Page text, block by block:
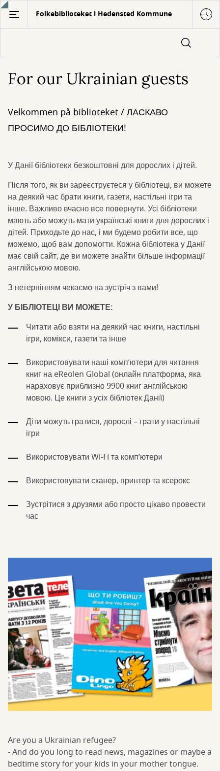
Gå
hovedindhold
Folkebiblioteket i Hedensted Kommune
For our Ukrainian guests
Velkommen på biblioteket / ЛАСКАВО
ПРОСИМО ДО БІБЛІОТЕКИ!
У Данії бібліотеки безкоштовні для дорослих і дітей.
Після того, як ви зареєструєтеся у бібліотеці, ви можете
на деякий час брати книги, газети, настільні ігри та
інше. Важливо вчасно все повернути. Усі бібліотеки
мають або можуть мати українські книги для дорослих і
дітей. Приходьте до нас, і ми будемо робити все, що
можемо, щоб вам допомогти. Кожна бібліотека у Данії
має свій сайт, де ви можете знайти більше інформації
англійською мовою.
З нетерпінням чекаємо на зустріч з вами!
У БІБЛІОТЕЦІ ВИ МОЖЕТЕ:
Читати або взяти на деякий час книги, настільні
ігри, комікси, газети та інше
Використовувати наші комп’ютери для читання
книг на eReolen Global (онлайн платформа, яка
нараховує приблизно 9900 книг англійською
мовою. Це книги з усіх бібліотек Данії)
Діти можуть гратися, дорослі – грати у настільні
ігри
Використовувати Wi-Fi та комп’ютери
Використовувати сканер, принтер та ксерокс
Зустрітися з друзями або просто цікаво провести
час
Are you a Ukrainian refugee?
- And do you long to read news, magazines or maybe a
bedtime story for your kids in your mother tongue.